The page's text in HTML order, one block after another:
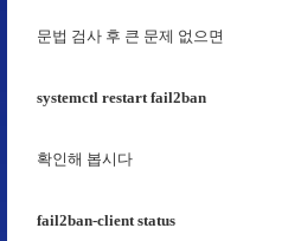
문법 검사 후 큰 문제 없으면
systemctl restart fail2ban
확인해 봅시다
fail2ban-client status